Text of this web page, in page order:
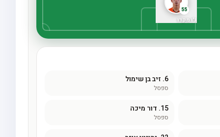
55
ג'ו מקדו
6. זיב בן שימול
ספסל
15. דור מיכה
ספסל